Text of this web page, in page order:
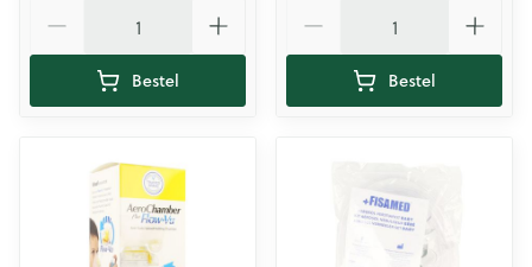
Bestel Bestel